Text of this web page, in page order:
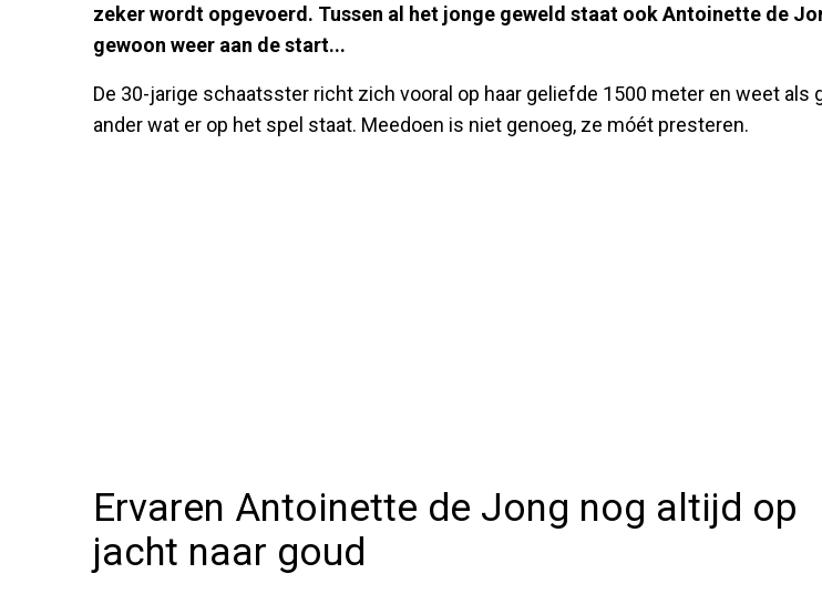
zeker wordt opgevoerd. Tussen al het jonge geweld staat ook Antoinette de
gewoon weer aan de start...
De 30-jarige schaatsster richt zich vooral op haar geliefde 1500 meter en weet als
ander wat er op het spel staat. Meedoen is niet genoeg, ze móét presteren.
Ervaren Antoinette de Jong nog altijd op
jacht naar goud